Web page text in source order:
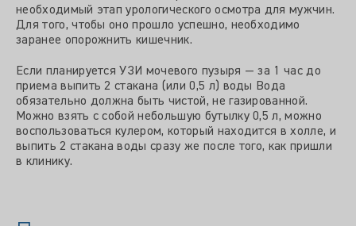
необходимый этап урологического осмотра для мужчин.
Для того, чтобы оно прошло успешно, необходимо
заранее опорожнить кишечник.
Если планируется УЗИ мочевого пузыря — за 1 час до
приема выпить 2 стакана (или 0,5 л) воды Вода
обязательно должна быть чистой, не газированной.
Можно взять с собой небольшую бутылку 0,5 л, можно
воспользоваться кулером, который находится в холле, и
выпить 2 стакана воды сразу же после того, как пришли
в клинику.